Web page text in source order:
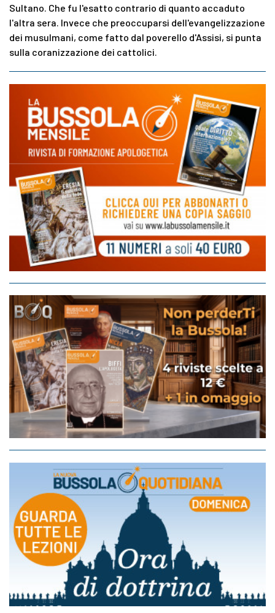
Sultano. Che fu l'esatto contrario di quanto accaduto
l'altra sera. Invece che preoccuparsi dell'evangelizzazione
dei musulmani, come fatto dal poverello d'Assisi, si punta
sulla coranizzazione dei cattolici.